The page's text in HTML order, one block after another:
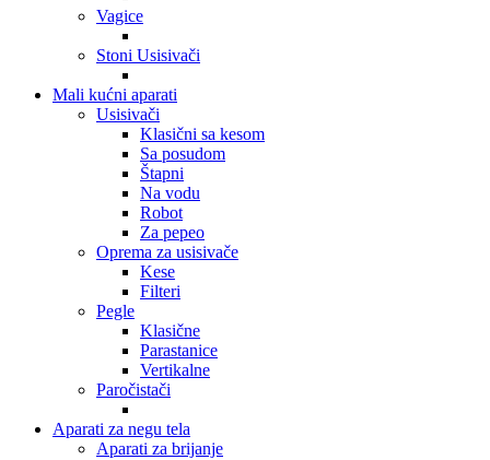
Vagice
Stoni Usisivači
Mali kućni aparati
Usisivači
Klasični sa kesom
Sa posudom
Štapni
Na vodu
Robot
Za pepeo
Oprema za usisivače
Kese
Filteri
Pegle
Klasične
Parastanice
Vertikalne
Paročistači
Aparati za negu tela
Aparati za brijanje